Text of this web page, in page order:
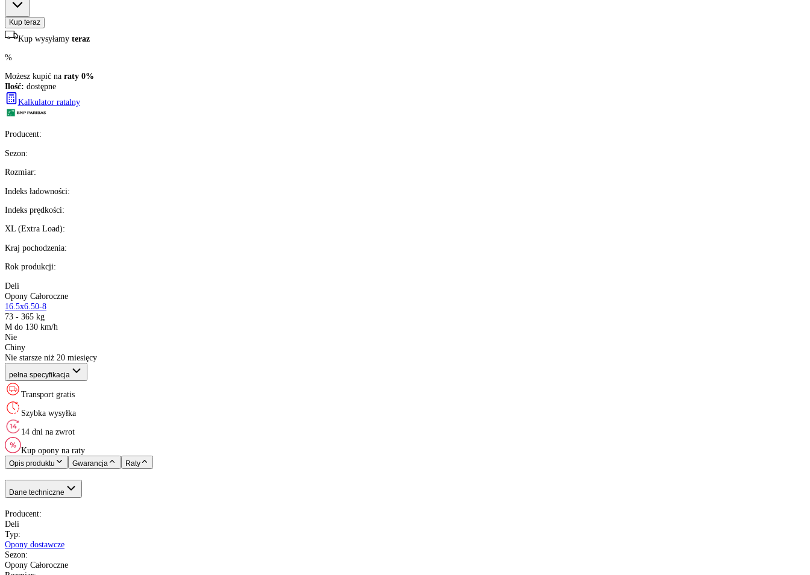
154
brutto z VAT
Darmowa dostawa
Ilość: dostępne
Ilość: dostępne
Kalkulator ratalny
Producent
Sezon:
Rozmiar:
Indeks ładowności
Indeks prędkości
XL (Extra Load):
Kraj pochodzenia:
Rok produkcji:
Deli
Opony Całoroczne
73 - 365 kg
M do 130 km/h
Nie
Chiny
Nie starsze niż 20 miesięcy
pełna specyfikacja